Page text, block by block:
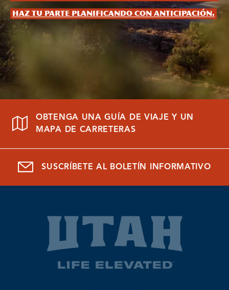
Haz tu parte planificando con anticipación.
OBTENGA UNA GUÍA DE VIAJE Y UN
MAPA DE CARRETERAS
SUSCRÍBETE AL BOLETÍN INFORMATIVO